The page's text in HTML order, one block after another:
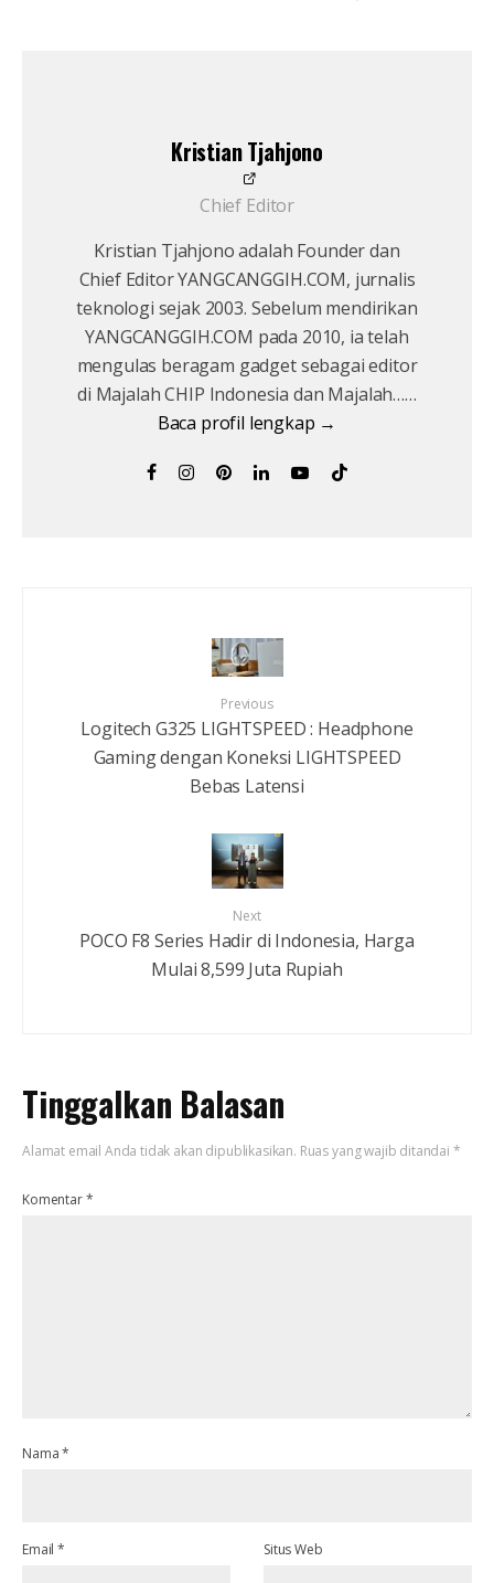
Kristian Tjahjono
Chief Editor
Kristian Tjahjono adalah Founder dan
Chief Editor YANGCANGGIH.COM, jurnalis
teknologi sejak 2003. Sebelum mendirikan
YANGCANGGIH.COM pada 2010, ia telah
mengulas beragam gadget sebagai editor
di Majalah CHIP Indonesia dan Majalah……
Baca profil lengkap →
Previous
Logitech G325 LIGHTSPEED : Headphone
Gaming dengan Koneksi LIGHTSPEED
Bebas Latensi
Next
POCO F8 Series Hadir di Indonesia, Harga
Mulai 8,599 Juta Rupiah
Tinggalkan Balasan
Alamat email Anda tidak akan dipublikasikan. Ruas yang wajib ditandai *
Komentar*
Nama*
Email* Situs Web